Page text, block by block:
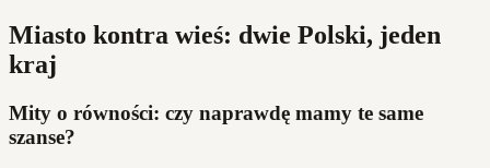
Miasto kontra wieś: dwie Polski, jeden
kraj
Mity o równości: czy naprawdę mamy te same
szanse?